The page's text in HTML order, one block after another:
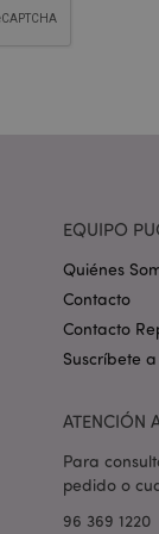
EQUIPO
Quiénes
Contacto
Contacto
Suscríbete
ATENCIÓN
Para
pedido o
96 369 1220
mage-cache-